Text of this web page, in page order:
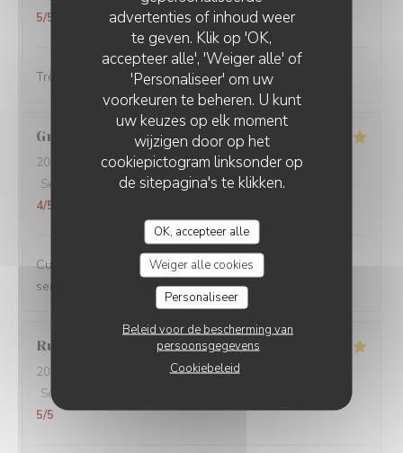
advertenties of inhoud weer
te geven. Klik op 'OK,
accepteer alle', 'Weiger alle' of
'Personaliseer' om uw
voorkeuren te beheren. U kunt
uw keuzes op elk moment
wijzigen door op het
cookiepictogram linksonder op
de sitepagina's te klikken.
OK, accepteer alle
Weiger alle cookies
Personaliseer
Beleid voor de bescherming van
persoonsgegevens
Cookiebeleid
5/5
Très bon et très convivial
Grégoire
2026-06-18- 20:45 - Gasten 2
Service
Atmosfeer:5/5 Keuken 5/5 Kwaliteit / Prijs
4/5
Cuisine créative et de qualité, ambiance conviviale et
service impeccable, je recommande sans hésiter.
Rudy
2026-06-13
- 19:00 - Gasten 2
Service
5/5